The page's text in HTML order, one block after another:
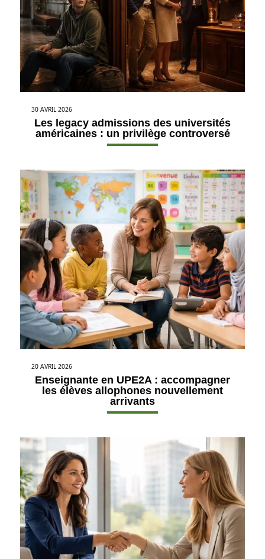
30 AVRIL 2026
Les legacy admissions des universités
américaines : un privilège controversé
20 AVRIL 2026
Enseignante en UPE2A : accompagner
les élèves allophones nouvellement
arrivants